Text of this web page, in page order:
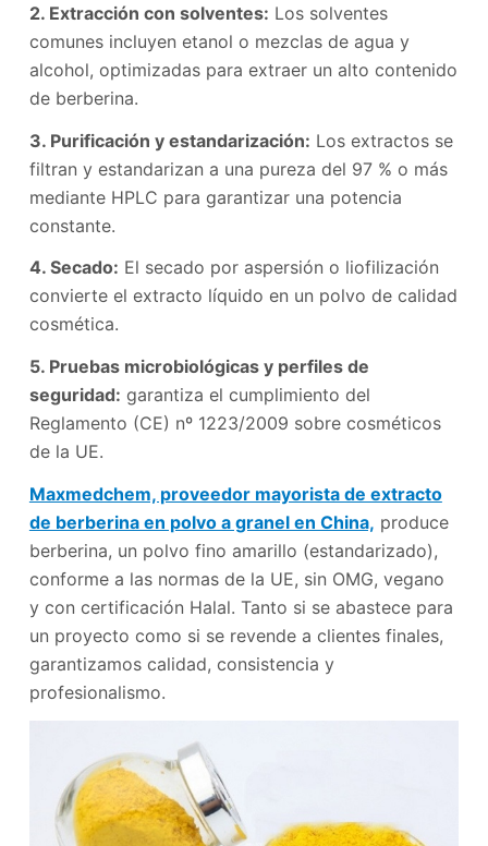
2. Extracción con solventes: Los solventes
comunes incluyen etanol o mezclas de agua y
alcohol, optimizadas para extraer un alto contenido
de berberina.
3. Purificación y estandarización: Los extractos se
filtran y estandarizan a una pureza del 97 % o más
mediante HPLC para garantizar una potencia
constante.
4. Secado: El secado por aspersión o liofilización
convierte el extracto líquido en un polvo de calidad
cosmética.
5. Pruebas microbiológicas y perfiles de
seguridad: garantiza el cumplimiento del
Reglamento (CE) nº 1223/2009 sobre cosméticos
de la UE.
Maxmedchem, proveedor mayorista de extracto
de berberina en polvo a granel en China, produce
berberina, un polvo fino amarillo (estandarizado),
conforme a las normas de la UE, sin OMG, vegano
y con certificación Halal. Tanto si se abastece para
un proyecto como si se revende a clientes finales,
garantizamos calidad, consistencia y
profesionalismo.